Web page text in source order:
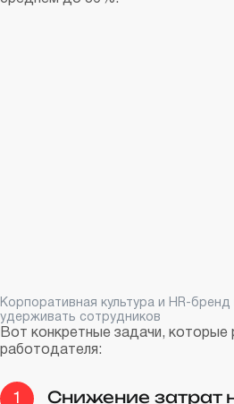
Корпоративная культура и HR-
удерживать сотрудников
Вот конкретные задачи, которые
работодателя:
1 Снижение затрат